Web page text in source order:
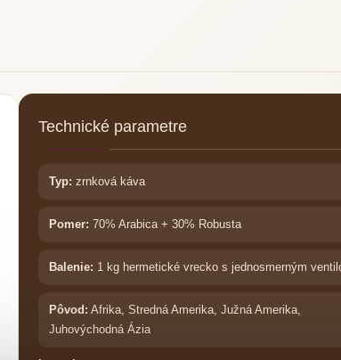
Technické parametre
Typ: zrnková káva
Pomer: 70% Arabica + 30% Robusta
Balenie: 1 kg hermetické vrecko s jednosmerným
Pôvod: Afrika, Stredná Amerika, Južná Amerika,
Juhovýchodná Ázia